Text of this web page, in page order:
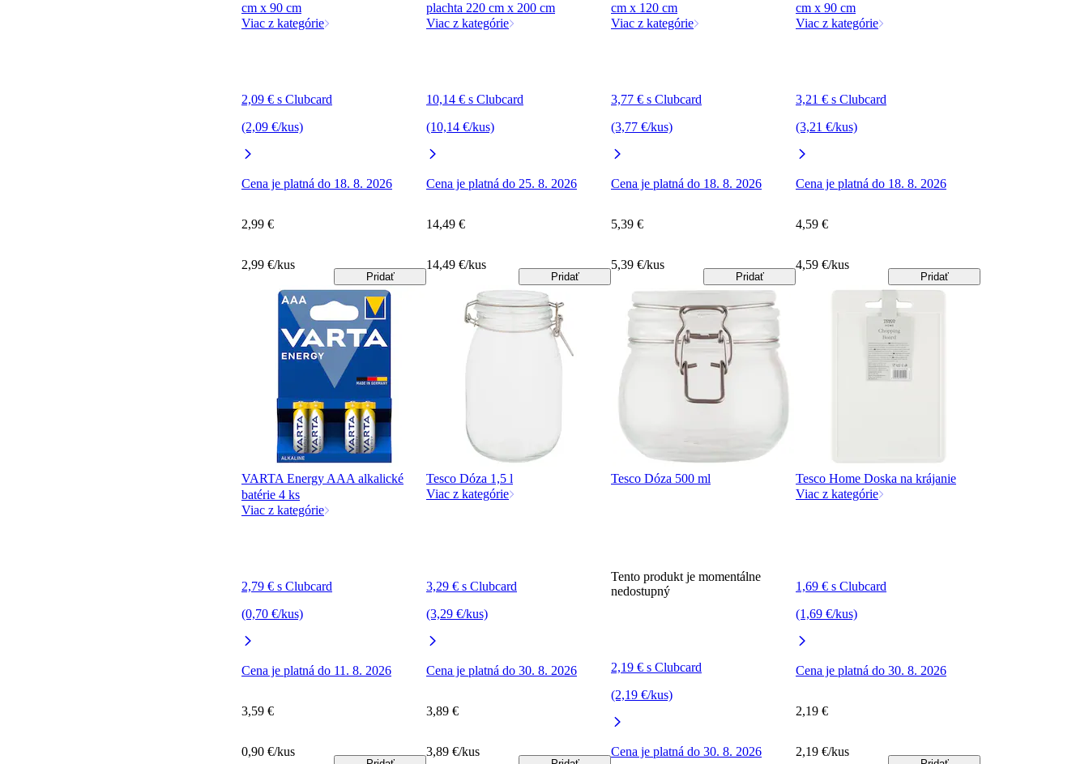
cm x 90 cm
Viac z kategórie
2,09 € s Clubcard
(2,09 €/kus)
Cena je platná do 18. 8. 2026
2,99 €
2,99 €/kus
Pridať
plachta 220 cm x 200 cm
Viac z kategórie
10,14 € s Clubcard
(10,14 €/kus)
Cena je platná do 25. 8. 2026
14,49 €
14,49 €/kus
Pridať
cm x 120 cm
Viac z kategórie
3,77 € s Clubcard
(3,77 €/kus)
Cena je platná do 18. 8. 2026
5,39 €
5,39 €/kus
Pridať
cm x 90 cm
Viac z kategórie
3,21 € s Clubcard
(3,21 €/kus)
Cena je platná do 18. 8. 2026
4,59 €
4,59 €/kus
Pridať
VARTA Energy AAA alkalické
batérie 4 ks
Viac z kategórie
2,79 € s Clubcard
(0,70 €/kus)
Cena je platná do 11. 8. 2026
3,59 €
0,90 €/kus
Tesco Dóza 1,5 l
Viac z kategórie
3,29 € s Clubcard
(3,29 €/kus)
Cena je platná do 30. 8. 2026
3,89 €
3,89 €/kus
Tesco Dóza 500 ml
Tento produkt je momentálne
nedostupný
2,19 € s Clubcard
(2,19 €/kus)
Cena je platná do 30. 8. 2026
Tesco Home Doska na krájanie
Viac z kategórie
1,69 € s Clubcard
(1,69 €/kus)
Cena je platná do 30. 8. 2026
2,19 €
2,19 €/kus